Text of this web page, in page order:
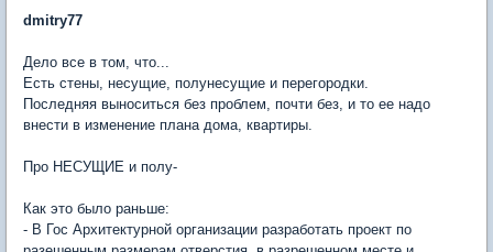
dmitry77
Дело все в том, что...
Есть стены, несущие, полунесущие и перегородки.
Последняя выноситься без проблем, почти без, и то ее надо
внести в изменение плана дома, квартиры.
Про НЕСУЩИЕ и полу-
Как это было раньше:
- В Гос Архитектурной организации разработать проект по